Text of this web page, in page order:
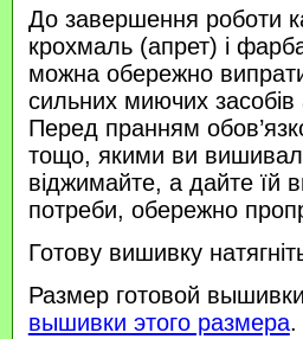
До завершення роботи
крохмаль (апрет) і
можна обережно
сильних миючих
Перед пранням
тощо, якими ви
віджимайте, а дайте їй
потреби, обережно
Готову вишивку
Размер готовой
вышивки этого размера.